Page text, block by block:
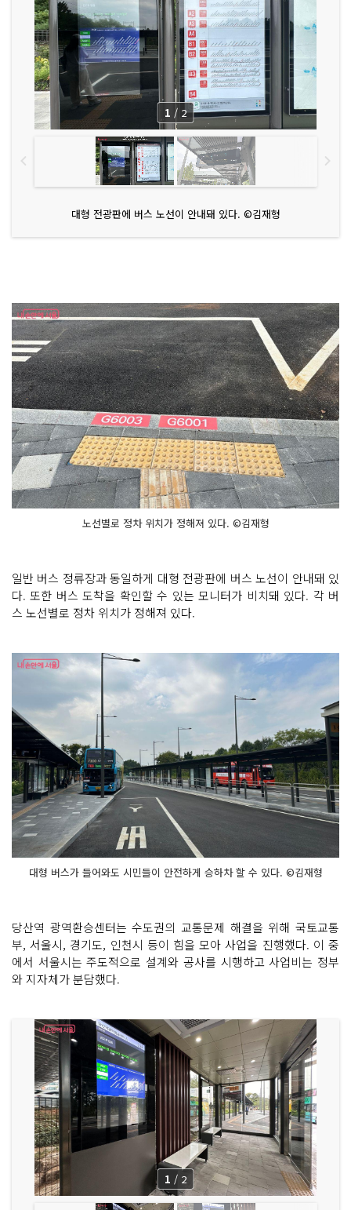
대형 전광판에 버스 노선이 안내돼 있다. ©김재형
1 / 2
노선별로 정차 위치가 정해져 있다. ©김재형
일반 버스 정류장과 동일하게 대형 전광판에 버스 노선이 안내돼 있
다. 또한 버스 도착을 확인할 수 있는 모니터가 비치돼 있다. 각 버
스 노선별로 정차 위치가 정해져 있다.
대형 버스가 들어와도 시민들이 안전하게 승하차 할 수 있다. ©김재형
당산역 광역환승센터는 수도권의 교통문제 해결을 위해 국토교통
부, 서울시, 경기도, 인천시 등이 힘을 모아 사업을 진행했다. 이 중
에서 서울시는 주도적으로 설계와 공사를 시행하고 사업비는 정부
와 지자체가 분담했다.
1 / 2